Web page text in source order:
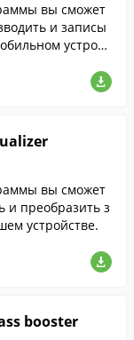
вы сможет
и записы
устройс
вы сможет
и преобразить з
устройстве.
booster